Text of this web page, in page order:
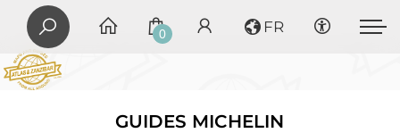
0 FR
GUIDES MICHELIN